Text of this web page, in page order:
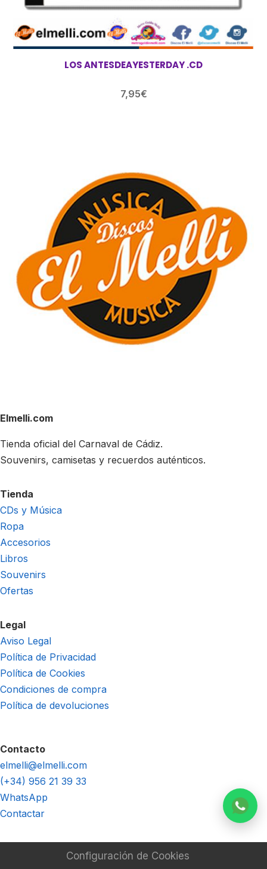
LOS ANTESDEAYESTERDAY .CD
7,95€
Elmelli.com
Tienda oficial del Carnaval de Cádiz.
Souvenirs, camisetas y recuerdos auténticos.
Tienda
CDs y Música
Ropa
Accesorios
Libros
Souvenirs
Ofertas
Legal
Aviso Legal
Política de Privacidad
Política de Cookies
Condiciones de compra
Política de devoluciones
Contacto
elmelli@elmelli.com
(+34) 956 21 39 33
WhatsApp
Contactar
Configuración de Cookies